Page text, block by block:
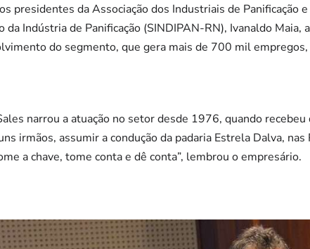
presidentes da Associação dos Industriais de Panificação
da Indústria de Panificação (SINDIPAN-RN), Ivanaldo Maia,
do segmento, que gera mais de 700 mil
narrou a atuação no setor desde 1976, quando
irmãos, assumir a condução da padaria Estrela Dalva,
a chave, tome conta e dê conta”, lembrou o empresário.